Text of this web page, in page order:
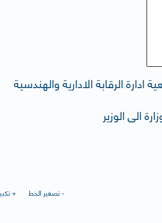
ادارة الرقابة الادارية والهندسية
الى الوزير
+
- تصغير الخط